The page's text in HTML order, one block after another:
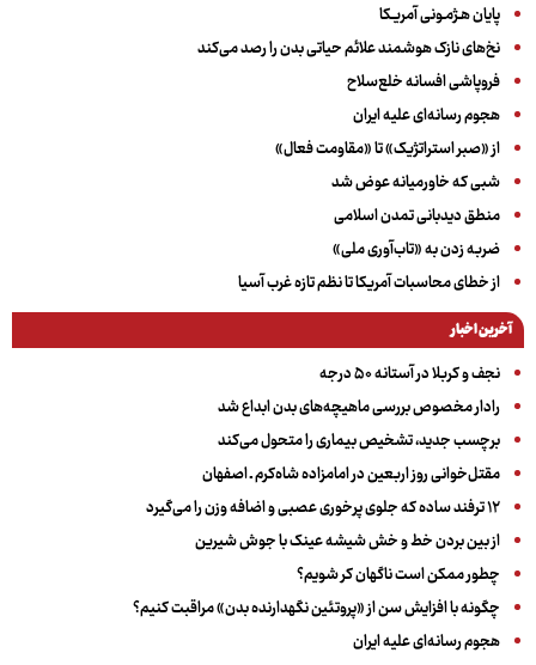
پایان هـژمـونی آمریـکا
نخ‌های نازک هوشمند علائم حیاتی بدن را رصد می‌کند
فروپاشی افسانه خلع‌سلاح
هجوم رسانه‌ای علیه ایران
از «صبر استراتژیک» تا «مقاومت فعال»
شبی که خاورمیانه عوض شد
منطق دیدبانی تمدن اسلامی
ضربه زدن به «تاب‌آوری ملی»
از خطای محاسبات آمریکا تا نظم تازه غرب آسیا
آخرین اخبار
نجف و کربلا در آستانه ۵۰ درجه
رادار مخصوص بررسی ماهیچه‌های بدن ابداع شد
برچسب جدید، تشخیص بیماری را متحول می‌کند
مقتل‌خوانی روز اربعین در امامزاده شاه‌کرم ـ اصفهان
۱۲ ترفند ساده که جلوی پرخوری عصبی و اضافه ‌وزن را می‌گیرد
از بین بردن خط و خش شیشه عینک با جوش شیرین
چطور ممکن است ناگهان کر شویم؟
چگونه با افزایش سن از «پروتئین نگهدارنده بدن» مراقبت کنیم؟
هجوم رسانه‌ای علیه ایران